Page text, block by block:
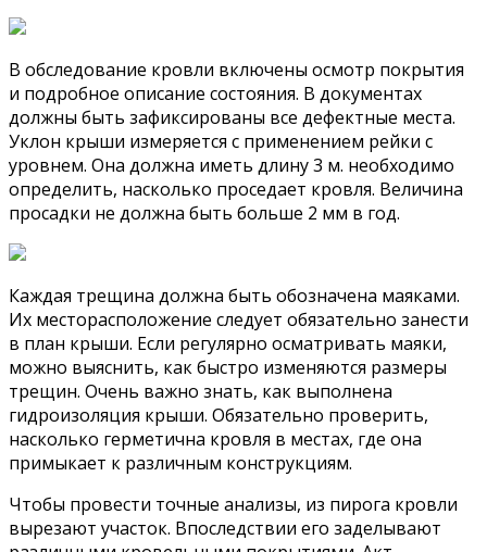
В обследование кровли включены осмотр покрытия
и подробное описание состояния. В документах
должны быть зафиксированы все дефектные места.
Уклон крыши измеряется с применением рейки с
уровнем. Она должна иметь длину 3 м. необходимо
определить, насколько проседает кровля. Величина
просадки не должна быть больше 2 мм в год.
Каждая трещина должна быть обозначена маяками.
Их месторасположение следует обязательно занести
в план крыши. Если регулярно осматривать маяки,
можно выяснить, как быстро изменяются размеры
трещин. Очень важно знать, как выполнена
гидроизоляция крыши. Обязательно проверить,
насколько герметична кровля в местах, где она
примыкает к различным конструкциям.
Чтобы провести точные анализы, из пирога кровли
вырезают участок. Впоследствии его заделывают